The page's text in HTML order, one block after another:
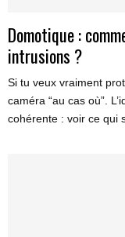
Domotique :
intrusions ?
Si tu veux vraiment
caméra “au cas où”.
cohérente : voir ce qui